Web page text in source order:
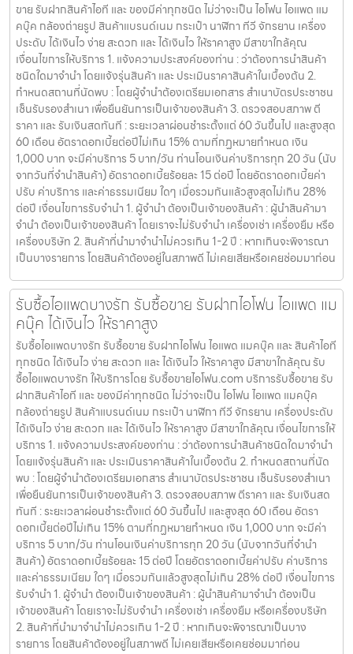
ขาย รับฝากสินค้าไอที และ ของมีค่าทุกชนิด ไม่ว่าจะเป็น ไอโฟน ไอแพด แม
คบุ๊ค กล้องถ่ายรูป สินค้าแบรนด์เนม กระเป๋า นาฬิกา ทีวี จักรยาน เครื่อง
ประดับ ได้เงินไว ง่าย สะดวก และ ได้เงินไว ให้ราคาสูง มีสาขาใกล้คุณ
เงื่อนไขการให้บริการ 1. แจ้งความประสงค์ของท่าน : ว่าต้องการนำสินค้า
ชนิดใดมาจำนำ โดยแจ้งรุ่นสินค้า และ ประเมินราคาสินค้าในเบื้องต้น 2.
กำหนดสถานที่นัดพบ : โดยผู้จำนำต้องเตรียมเอกสาร สำเนาบัตรประชาชน
เซ็นรับรองสำเนา เพื่อยืนยันการเป็นเจ้าของสินค้า 3. ตรวจสอบสภาพ ตี
ราคา และ รับเงินสดทันที : ระยะเวลาผ่อนชำระตั้งแต่ 60 วันขึ้นไป และสูงสุด
60 เดือน อัตราดอกเบี้ยต่อปีไม่เกิน 15% ตามที่กฏหมายกำหนด เงิน
1,000 บาท จะมีค่าบริการ 5 บาท/วัน ท่านโอนเงินค่าบริการทุก 20 วัน (นับ
จากวันที่จำนำสินค้า) อัตราดอกเบี้ยร้อยละ 15 ต่อปี โดยอัตราดอกเบี้ยค่า
ปรับ ค่าบริการ และค่าธรรมเนียม ใดๆ เมื่อรวมกันแล้วสูงสุดไม่เกิน 28%
ต่อปี เงื่อนไขการรับจำนำ 1. ผู้จำนำ ต้องเป็นเจ้าของสินค้า : ผู้นำสินค้ามา
จำนำ ต้องเป็นเจ้าของสินค้า โดยเราจะไม่รับจำนำ เครื่องเช่า เครื่องยืม หรือ
เครื่องบริษัท 2. สินค้าที่นำมาจำนำไม่ควรเกิน 1-2 ปี : หากเกินจะพิจารณา
เป็นบางรายการ โดยสินค้าต้องอยู่ในสภาพดี ไม่เคยเสียหรือเคยซ่อมมาก่อน
รับซื้อไอแพดบางรัก รับซื้อขาย รับฝากไอโฟน ไอแพด แม
คบุ๊ค ได้เงินไว ให้ราคาสูง
รับซื้อไอแพดบางรัก รับซื้อขาย รับฝากไอโฟน ไอแพด แมคบุ๊ค และ สินค้าไอที
ทุกชนิด ได้เงินไว ง่าย สะดวก และ ได้เงินไว ให้ราคาสูง มีสาขาใกล้คุณ รับ
ซื้อไอแพดบางรัก ให้บริการโดย รับซื้อขายไอโฟน.com บริการรับซื้อขาย รับ
ฝากสินค้าไอที และ ของมีค่าทุกชนิด ไม่ว่าจะเป็น ไอโฟน ไอแพด แมคบุ๊ค
กล้องถ่ายรูป สินค้าแบรนด์เนม กระเป๋า นาฬิกา ทีวี จักรยาน เครื่องประดับ
ได้เงินไว ง่าย สะดวก และ ได้เงินไว ให้ราคาสูง มีสาขาใกล้คุณ เงื่อนไขการให้
บริการ 1. แจ้งความประสงค์ของท่าน : ว่าต้องการนำสินค้าชนิดใดมาจำนำ
โดยแจ้งรุ่นสินค้า และ ประเมินราคาสินค้าในเบื้องต้น 2. กำหนดสถานที่นัด
พบ : โดยผู้จำนำต้องเตรียมเอกสาร สำเนาบัตรประชาชน เซ็นรับรองสำเนา
เพื่อยืนยันการเป็นเจ้าของสินค้า 3. ตรวจสอบสภาพ ตีราคา และ รับเงินสด
ทันที : ระยะเวลาผ่อนชำระตั้งแต่ 60 วันขึ้นไป และสูงสุด 60 เดือน อัตรา
ดอกเบี้ยต่อปีไม่เกิน 15% ตามที่กฏหมายกำหนด เงิน 1,000 บาท จะมีค่า
บริการ 5 บาท/วัน ท่านโอนเงินค่าบริการทุก 20 วัน (นับจากวันที่จำนำ
สินค้า) อัตราดอกเบี้ยร้อยละ 15 ต่อปี โดยอัตราดอกเบี้ยค่าปรับ ค่าบริการ
และค่าธรรมเนียม ใดๆ เมื่อรวมกันแล้วสูงสุดไม่เกิน 28% ต่อปี เงื่อนไขการ
รับจำนำ 1. ผู้จำนำ ต้องเป็นเจ้าของสินค้า : ผู้นำสินค้ามาจำนำ ต้องเป็น
เจ้าของสินค้า โดยเราจะไม่รับจำนำ เครื่องเช่า เครื่องยืม หรือเครื่องบริษัท
2. สินค้าที่นำมาจำนำไม่ควรเกิน 1-2 ปี : หากเกินจะพิจารณาเป็นบาง
รายการ โดยสินค้าต้องอยู่ในสภาพดี ไม่เคยเสียหรือเคยซ่อมมาก่อน